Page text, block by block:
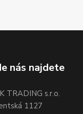
nás najdete
TRADING s.r.o.
1127